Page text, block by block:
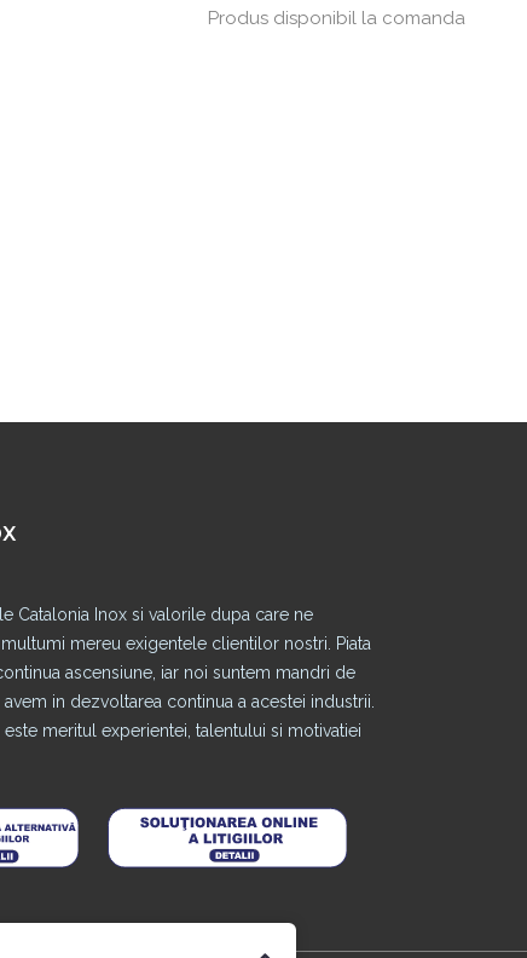
Produs disponibil la comanda
Catalonia Inox si valorile dupa care ne
mereu exigentele clientilor nostri. Piata
ascensiune, iar noi suntem mandri de
in dezvoltarea continua a acestei industrii.
meritul experientei, talentului si motivatiei